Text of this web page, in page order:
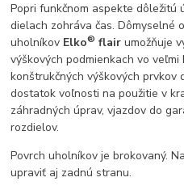
Popri funkčnom aspekte dôležitú
dielach zohráva čas. Dômyselné
uholníkov Elko® flair umožňuje
výškových podmienkach vo
konštrukčných výškových prvkov
dostatok voľnosti na použitie v
záhradných úprav, vjazdov do
rozdielov.
Povrch uholníkov je brokovaný.
upraviť aj zadnú stranu.